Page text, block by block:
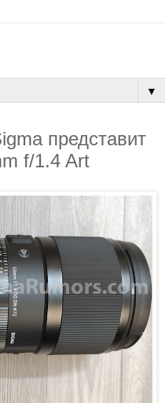
▼
представит
f/1.4 Art